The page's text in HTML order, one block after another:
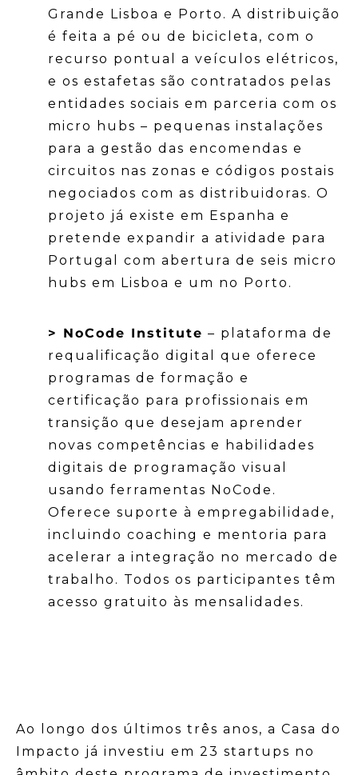
Grande Lisboa e Porto. A distribuição
é feita a pé ou de bicicleta, com o
recurso pontual a veículos elétricos,
e os estafetas são contratados pelas
entidades sociais em parceria com os
micro hubs – pequenas instalações
para a gestão das encomendas e
circuitos nas zonas e códigos postais
negociados com as distribuidoras. O
projeto já existe em Espanha e
pretende expandir a atividade para
Portugal com abertura de seis micro
hubs em Lisboa e um no Porto.
> NoCode Institute – plataforma de
requalificação digital que oferece
programas de formação e
certificação para profissionais em
transição que desejam aprender
novas competências e habilidades
digitais de programação visual
usando ferramentas NoCode.
Oferece suporte à empregabilidade,
incluindo coaching e mentoria para
acelerar a integração no mercado de
trabalho. Todos os participantes têm
acesso gratuito às mensalidades.
Ao longo dos últimos três anos, a Casa do
Impacto já investiu em 23 startups no